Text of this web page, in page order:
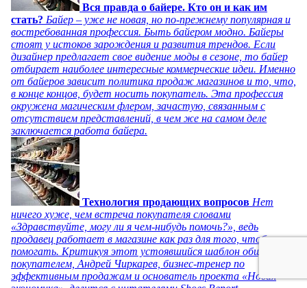
Вся правда о байере. Кто он и как им
стать? Байер – уже не новая, но по-прежнему популярная и
востребованная профессия. Быть байером модно. Байеры
стоят у истоков зарождения и развития трендов. Если
дизайнер предлагает свое видение моды в сезоне, то байер
отбирает наиболее интересные коммерческие идеи. Именно
от байеров зависит политика продаж магазинов и то, что,
в конце концов, будет носить покупатель. Эта профессия
окружена магическим флером, зачастую, связанным с
отсутствием представлений, в чем же на самом деле
заключается работа байера.
Технология продающих вопросов Нет
ничего хуже, чем встреча покупателя словами
«Здравствуйте, могу ли я чем-нибудь помочь?», ведь
продавец работает в магазине как раз для того, чтобы
помогать. Критикуя этот устоявшийся шаблон общения с
покупателем, Андрей Чиркарев, бизнес-тренер по
эффективным продажам и основатель проекта «Новая